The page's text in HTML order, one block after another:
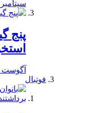
سپتامبر 26, 2019
پنج
آگوست 22, 2019
فوتبال